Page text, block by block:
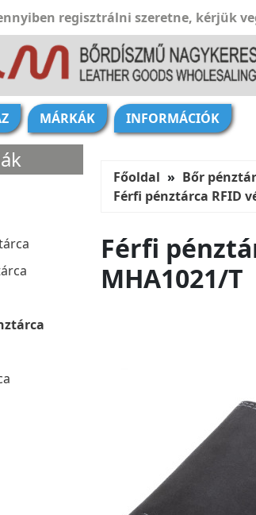
regisztrálni szeretne, kérjük
MÁRKÁK INFORMÁCIÓK
Főoldal Bőr
Férfi pénztárca RFID
Férfi
MHA1021/T